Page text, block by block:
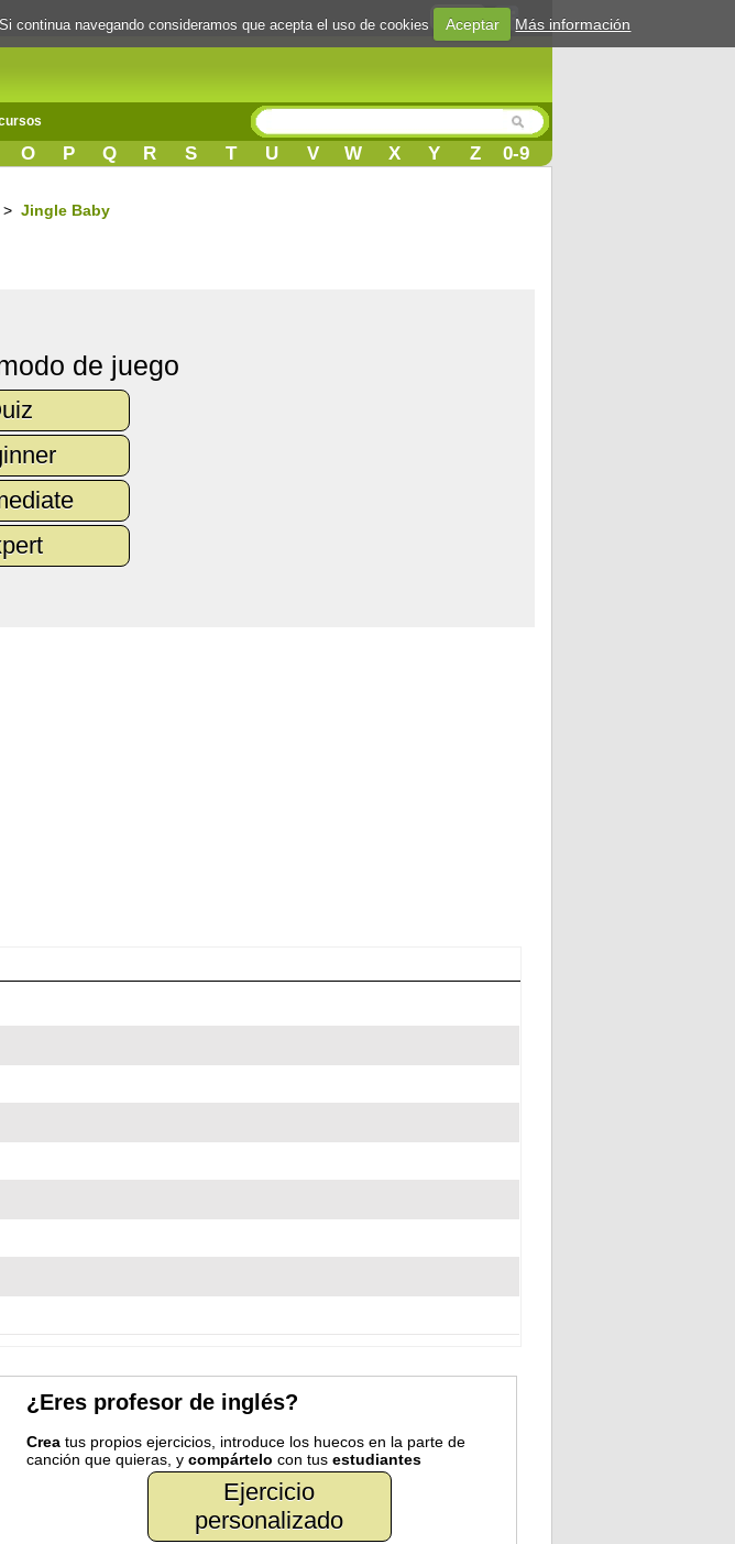
Login
O P Q R S T U V W X Y Z 0-9
> Jingle Baby
de juego
¿Eres profesor de inglés?
Creatus propios ejercicios, introduce los huecos en la parte de
canción que quieras, y compártelo con tus estudiantes
Ejercicio
personalizado
continua navegando consideramos que acepta el uso de cookies Aceptar Más información